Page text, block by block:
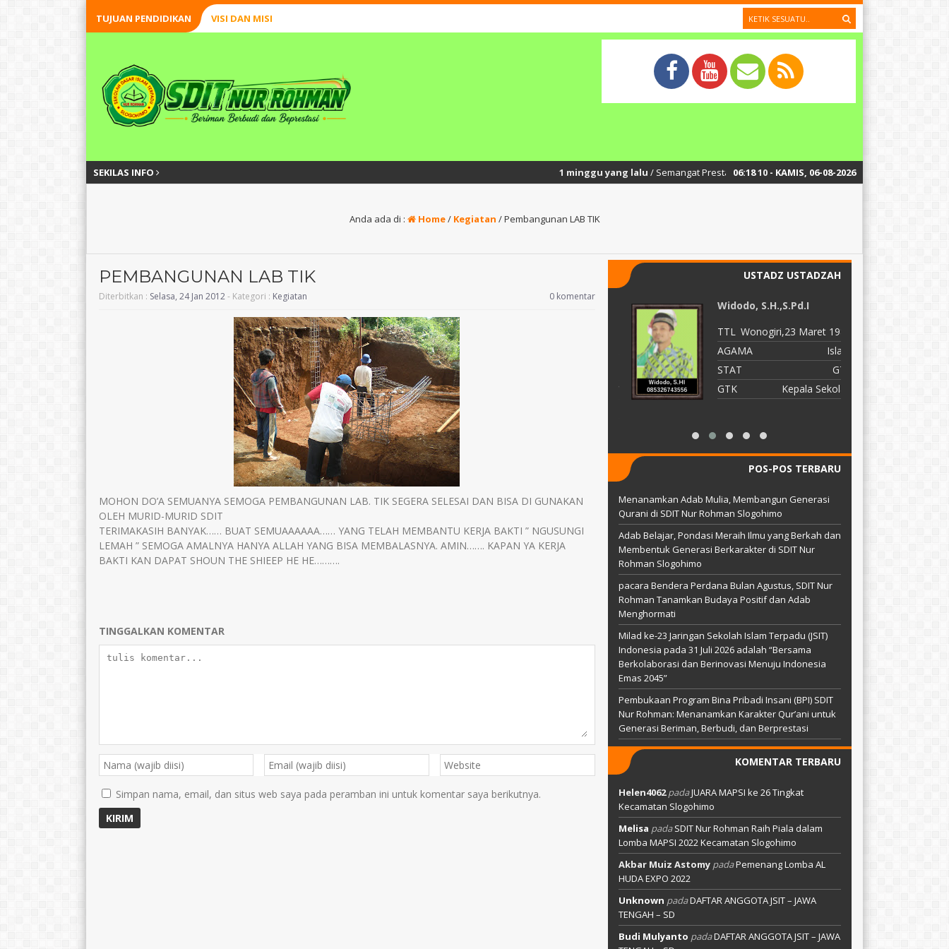
TUJUAN PENDIDIKAN VISI DAN MISI
SEKILAS INFO 06:1810 - KAMIS, 06-08-2026
1 minggu yang lalu/ Semangat Prestasi Menggema di Upacara Bendera SDIT Nur Rohman:
Anda ada di : Home/ Kegiatan /Pembangunan LAB TIK
PEMBANGUNAN LAB TIK
Diterbitkan : Selasa, 24 Jan 2012- Kategori : Kegiatan 0 komentar
MOHON DO’A SEMUANYA SEMOGA PEMBANGUNAN LAB. TIK SEGERA SELESAI DAN BISA DI GUNAKAN
OLEH MURID-MURID SDIT
TERIMAKASIH BANYAK…… BUAT SEMUAAAAAA…… YANG TELAH MEMBANTU KERJA BAKTI ” NGUSUNGI
LEMAH ” SEMOGA AMALNYA HANYA ALLAH YANG BISA MEMBALASNYA. AMIN……. KAPAN YA KERJA
BAKTI KAN DAPAT SHOUN THE SHIEEP HE HE……….
TINGGALKAN KOMENTAR
Simpan nama, email, dan situs web saya pada peramban ini untuk komentar saya berikutnya.
USTADZ USTADZAH
Anjar Ruswardani, S.Pd.I
TTLWonogiri,12 Januari 1984
AGAMA
Islam
STAT
Guru
GTK
Guru PAI
Widodo, S.H.,S.Pd.I
TTL Wonogiri,23 Maret 1982
AGAMA
Islam
STAT
GTY
GTK
Kepala Sekolah
POS-POS TERBARU
Menanamkan Adab Mulia, Membangun Generasi
Qurani di SDIT Nur Rohman Slogohimo
Adab Belajar, Pondasi Meraih Ilmu yang Berkah dan
Membentuk Generasi Berkarakter di SDIT Nur
Rohman Slogohimo
pacara Bendera Perdana Bulan Agustus, SDIT Nur
Rohman Tanamkan Budaya Positif dan Adab
Menghormati
Milad ke-23 Jaringan Sekolah Islam Terpadu (JSIT)
Indonesia pada 31 Juli 2026 adalah “Bersama
Berkolaborasi dan Berinovasi Menuju Indonesia
Emas 2045”
Pembukaan Program Bina Pribadi Insani (BPI) SDIT
Nur Rohman: Menanamkan Karakter Qur’ani untuk
Generasi Beriman, Berbudi, dan Berprestasi
KOMENTAR TERBARU
Helen4062padaJUARA MAPSI ke 26 Tingkat
Kecamatan Slogohimo
Melisa padaSDIT Nur Rohman Raih Piala dalam
Lomba MAPSI 2022 Kecamatan Slogohimo
Akbar Muiz AstomypadaPemenang Lomba AL
HUDA EXPO 2022
Unknown padaDAFTAR ANGGOTA JSIT – JAWA
TENGAH – SD
Budi Mulyanto padaDAFTAR ANGGOTA JSIT – JAWA